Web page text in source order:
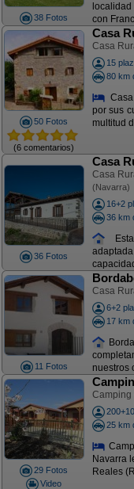
38 Fotos
con
50 Fotos
(6 comentarios)
Casa
Casa
15
80 km
por sus
multitud
36 Fotos
Casa
Casa
(Navarra)
16+2
36 km
11 Fotos
Casa
6+2
17 km
nuestros
29 Fotos
Video
Camping
25 km
Navarra
Reales